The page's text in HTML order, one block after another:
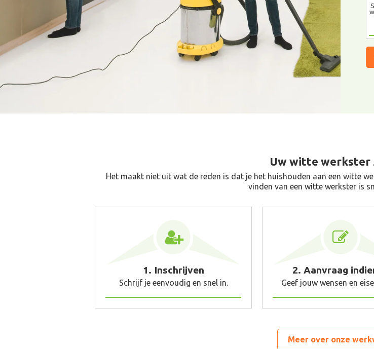
Uw witte werkster
Het maakt niet uit wat de reden is dat je het huishouden aan een witte
vinden van een witte werkster is
1. Inschrijven
Schrijf je eenvoudig en snel in.
2. Aanvraag
Geef jouw wensen en
Meer over onze